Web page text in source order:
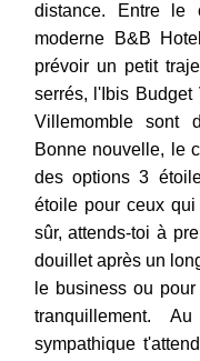
distance. Entre le
moderne B&B
prévoir un petit
serrés, l'Ibis
Villemomble sont
Bonne nouvelle, le
des options 3
étoile pour ceux
sûr, attends-toi à
douillet après un
le business ou
tranquillement.
sympathique